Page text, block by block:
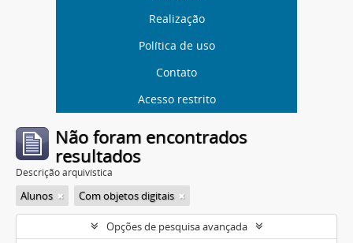
Realização
Política de uso
Contato
Acesso restrito
Não foram encontrados
resultados
Descrição arquivística
Alunos Com objetos digitais
Opções de pesquisa avançada